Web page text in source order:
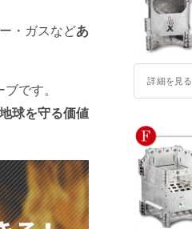
・ガスなどあ
です。
球を守る価値
詳細を見る